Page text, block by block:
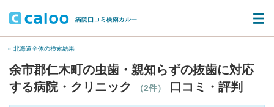
« 北海道全体の検索結果
余市郡仁木町の虫歯・親知らずの抜歯に対応
する病院・クリニック
（2件） 口コミ・評判